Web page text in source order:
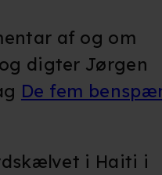
af og om
digter Jørgen
De fem
i Haiti i